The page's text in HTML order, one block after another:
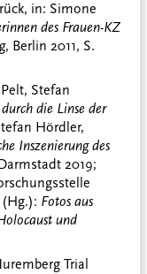
in: Simone
des Frauen-KZ
, Berlin 2011, S.
Stefan
die Linse der
Hördler,
Inszenierung des
Darmstadt 2019;
Fotos aus
und
Trial